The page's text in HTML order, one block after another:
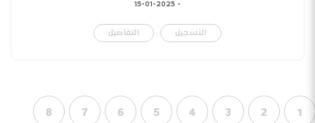
-
15-01-2025
التسجيل التفاصيل
1
2
3
4
5
6
7
8